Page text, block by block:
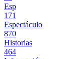
Esp
171
Espectáculo
870
Historias
464